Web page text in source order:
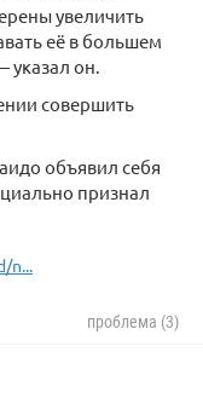
увеличить
её в большем
указал он.
совершить
объявил себя
признал
n...
проблема (3)